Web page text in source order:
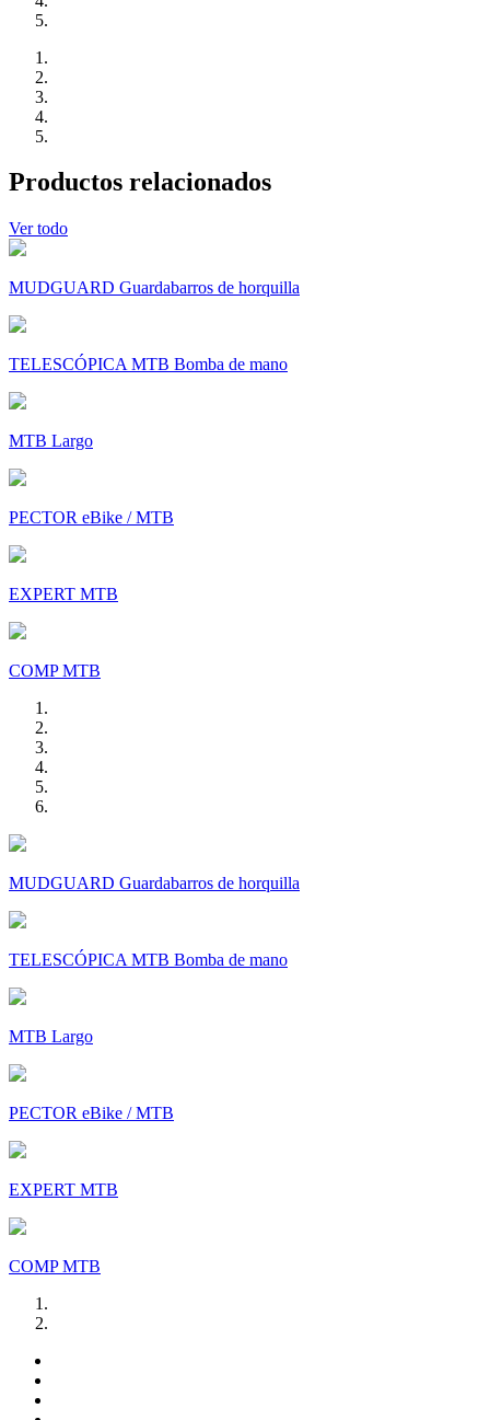
Productos relacionados
Ver todo
MUDGUARD Guardabarros de horquilla
TELESCÓPICA MTB Bomba de mano
MTB Largo
PECTOR eBike / MTB
EXPERT MTB
COMP MTB
MUDGUARD Guardabarros de horquilla
TELESCÓPICA MTB Bomba de mano
MTB Largo
PECTOR eBike / MTB
EXPERT MTB
COMP MTB